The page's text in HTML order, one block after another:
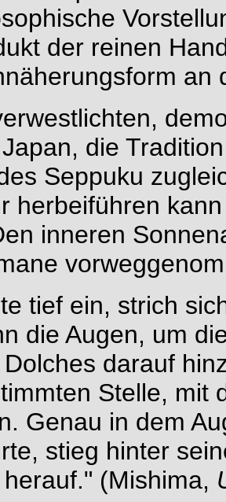
der reinen
an
die
Seppuku
herbeiführen
inneren
tief ein, strich
die Augen, um
darauf
Stelle, mit
Genau in dem
stieg hinter
(Mishima,